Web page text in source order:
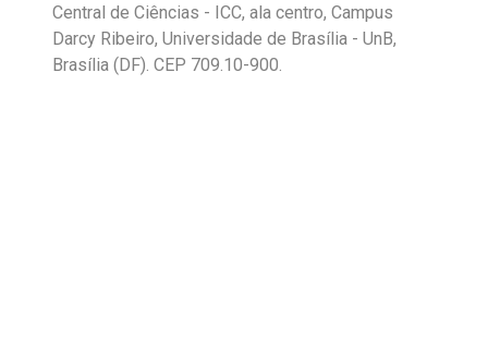
Central de Ciências - ICC, ala centro, Campus
Darcy Ribeiro, Universidade de Brasília - UnB,
Brasília (DF). CEP 709.10-900.